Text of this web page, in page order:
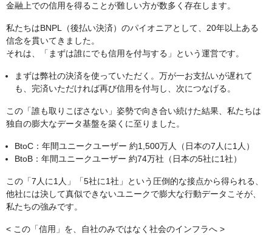
金融上での信用を得ることが難しい方が数多く存在します。
私たちはBNPL（後払い決済）のパイオニアとして、20年以上ある
信念を貫いてきました。
それは、「まずは誰にでも信用を付与する」という運営です。
まずは弊社の決済を使っていただく。万が一お支払いが遅れて
も、完済いただければ再び信用を付与し、次につなげる。
この「誰も取りこぼさない」姿勢で向き合い続けた結果、私たちは
独自の膨大なデータ基盤を築くに至りました。
BtoC：年間ユニークユーザー 約1,500万人（日本の7人に1人）
BtoB：年間ユニークユーザー 約74万社（日本の5社に1社）
この「7人に1人」「5社に1社」という圧倒的な接点から得られる、
他社には決して真似できないユニークで膨大な行動データこそが、
私たちの強みです。
< この「信用」を、自社のみではなく社会のインフラへ >